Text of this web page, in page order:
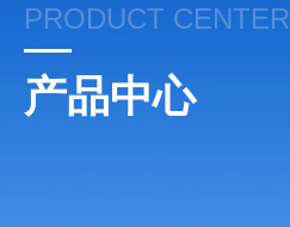
PRODUCT CENTER
产品中心